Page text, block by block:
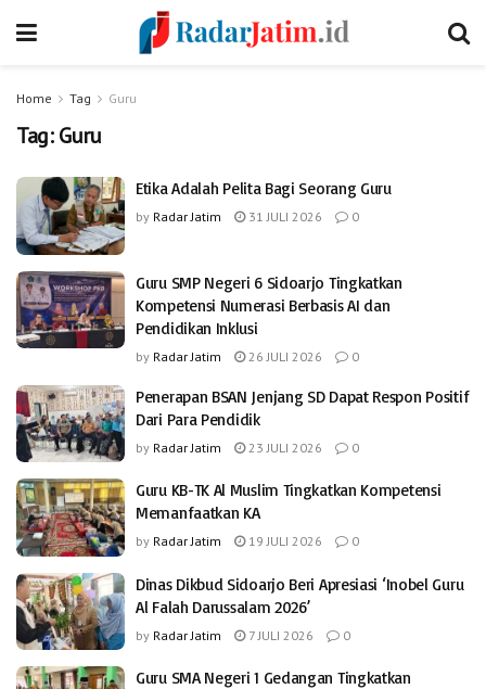
Home Tag Guru
Tag:Guru
Etika Adalah Pelita Bagi Seorang Guru
by Radar Jatim 31 JULI 2026 0
Guru SMP Negeri 6 Sidoarjo Tingkatkan
Kompetensi Numerasi Berbasis AI dan
Pendidikan Inklusi
by Radar Jatim 26 JULI 2026 0
Penerapan BSAN Jenjang SD Dapat Respon Positif
Dari Para Pendidik
by Radar Jatim 23 JULI 2026 0
Guru KB-TK Al Muslim Tingkatkan Kompetensi
Memanfaatkan KA
by Radar Jatim 19 JULI 2026 0
Dinas Dikbud Sidoarjo Beri Apresiasi ‘Inobel Guru
Al Falah Darussalam 2026’
by Radar Jatim 7 JULI 2026 0
Guru SMA Negeri 1 Gedangan Tingkatkan